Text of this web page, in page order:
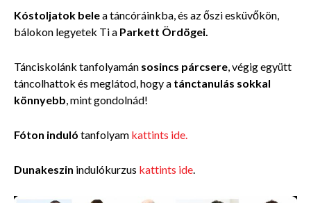
Kóstoljatok belea táncóráinkba, és az őszi esküvőkön,
bálokon legyetek Ti a Parkett Ördögei.
Tánciskolánk tanfolyamán sosincs párcsere, végig együtt
táncolhattok és meglátod, hogy a tánctanulás sokkal
könnyebb, mint gondolnád!
Fóton induló tanfolyam kattints ide.
Dunakeszin indulókurzus kattints ide.